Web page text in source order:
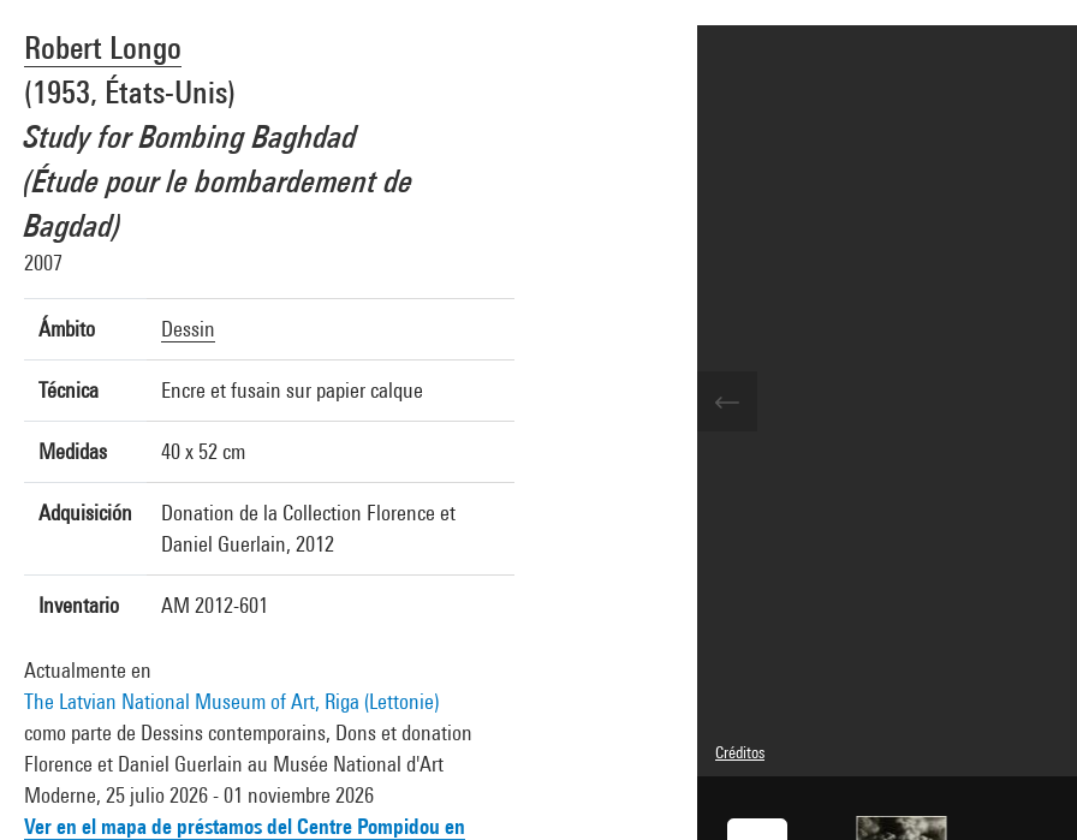
Robert Longo
(1953, États-Unis)
Study for Bombing Baghdad
(Étude pour le bombardement de
Bagdad)
2007
Ámbito Dessin
Técnica Encre et fusain sur papier calque
Medidas 40 x 52 cm
Adquisición
Donation de la Collection Florence et
Daniel Guerlain, 2012
Inventario AM 2012-601
Actualmente en
The Latvian National Museum of Art, Riga (Lettonie)
como parte de Dessins contemporains, Dons et donation
Florence et Daniel Guerlain au Musée National d'Art
Moderne, 25 julio 2026 - 01 noviembre 2026
Ver en el mapa de préstamos del Centre Pompidou en
Créditos
© Adagp, Paris
Referencia de la imagen : 4Y16274